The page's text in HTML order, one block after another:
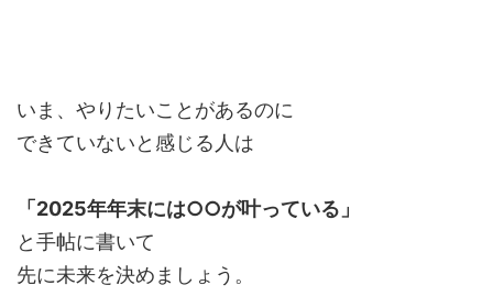
いま、やりたいことがあるのに
できていないと感じる人は
「2025年年末には○○が叶っている」
と手帖に書いて
先に未来を決めましょう。